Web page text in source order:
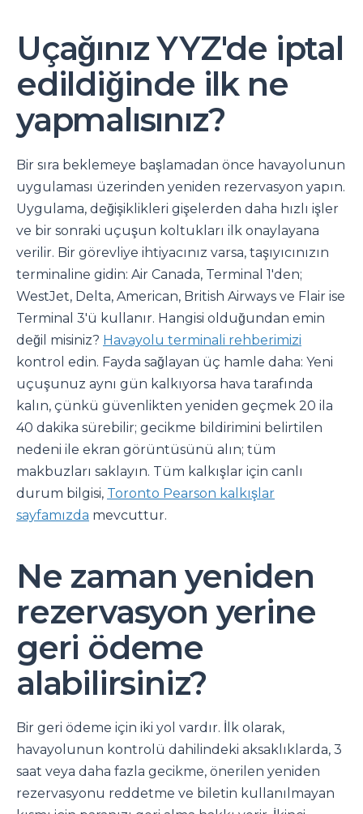
Uçağınız YYZ'de iptal
edildiğinde ilk ne
yapmalısınız?
Bir sıra beklemeye başlamadan önce havayolunun
uygulaması üzerinden yeniden rezervasyon yapın.
Uygulama, değişiklikleri gişelerden daha hızlı işler
ve bir sonraki uçuşun koltukları ilk onaylayana
verilir. Bir görevliye ihtiyacınız varsa, taşıyıcınızın
terminaline gidin: Air Canada, Terminal 1'den;
WestJet, Delta, American, British Airways ve Flair ise
Terminal 3'ü kullanır. Hangisi olduğundan emin
değil misiniz? Havayolu terminali rehberimizi
kontrol edin. Fayda sağlayan üç hamle daha: Yeni
uçuşunuz aynı gün kalkıyorsa hava tarafında
kalın, çünkü güvenlikten yeniden geçmek 20 ila
40 dakika sürebilir; gecikme bildirimini belirtilen
nedeni ile ekran görüntüsünü alın; tüm
makbuzları saklayın. Tüm kalkışlar için canlı
durum bilgisi, Toronto Pearson kalkışlar
sayfamızda mevcuttur.
Ne zaman yeniden
rezervasyon yerine
geri ödeme
alabilirsiniz?
Bir geri ödeme için iki yol vardır. İlk olarak,
havayolunun kontrolü dahilindeki aksaklıklarda, 3
saat veya daha fazla gecikme, önerilen yeniden
rezervasyonu reddetme ve biletin kullanılmayan